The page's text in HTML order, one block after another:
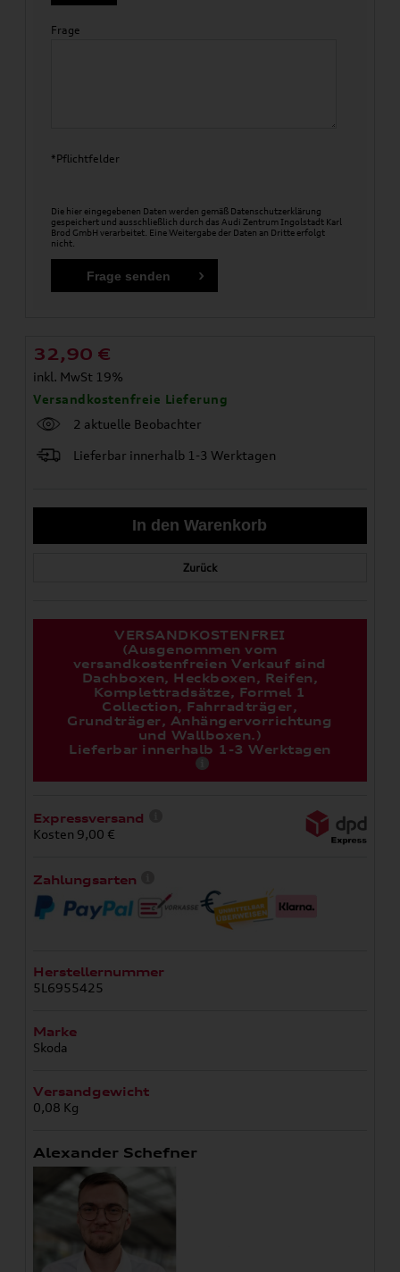
Frage
*Pflichtfelder
Die hier eingegebenen Daten werden gemäß Datenschutzerklärung
gespeichert und ausschließlich durch das Audi Zentrum Ingolstadt Karl
Brod GmbH verarbeitet. Eine Weitergabe der Daten an Dritte erfolgt
nicht.
32,90 €
inkl. MwSt 19%
Versandkostenfreie Lieferung
2 aktuelle Beobachter
Lieferbar innerhalb 1-3 Werktagen
Zurück
VERSANDKOSTENFREI
(Ausgenommen vom
versandkostenfreien Verkauf sind
Dachboxen, Heckboxen, Reifen,
Komplettradsätze, Formel 1
Collection, Fahrradträger,
Grundträger, Anhängervorrichtung
und Wallboxen.)
Lieferbar innerhalb 1-3 Werktagen
Expressversand
Kosten 9,00 €
Zahlungsarten
Herstellernummer
5L6955425
Marke
Skoda
Versandgewicht
0,08 Kg
Alexander Schefner